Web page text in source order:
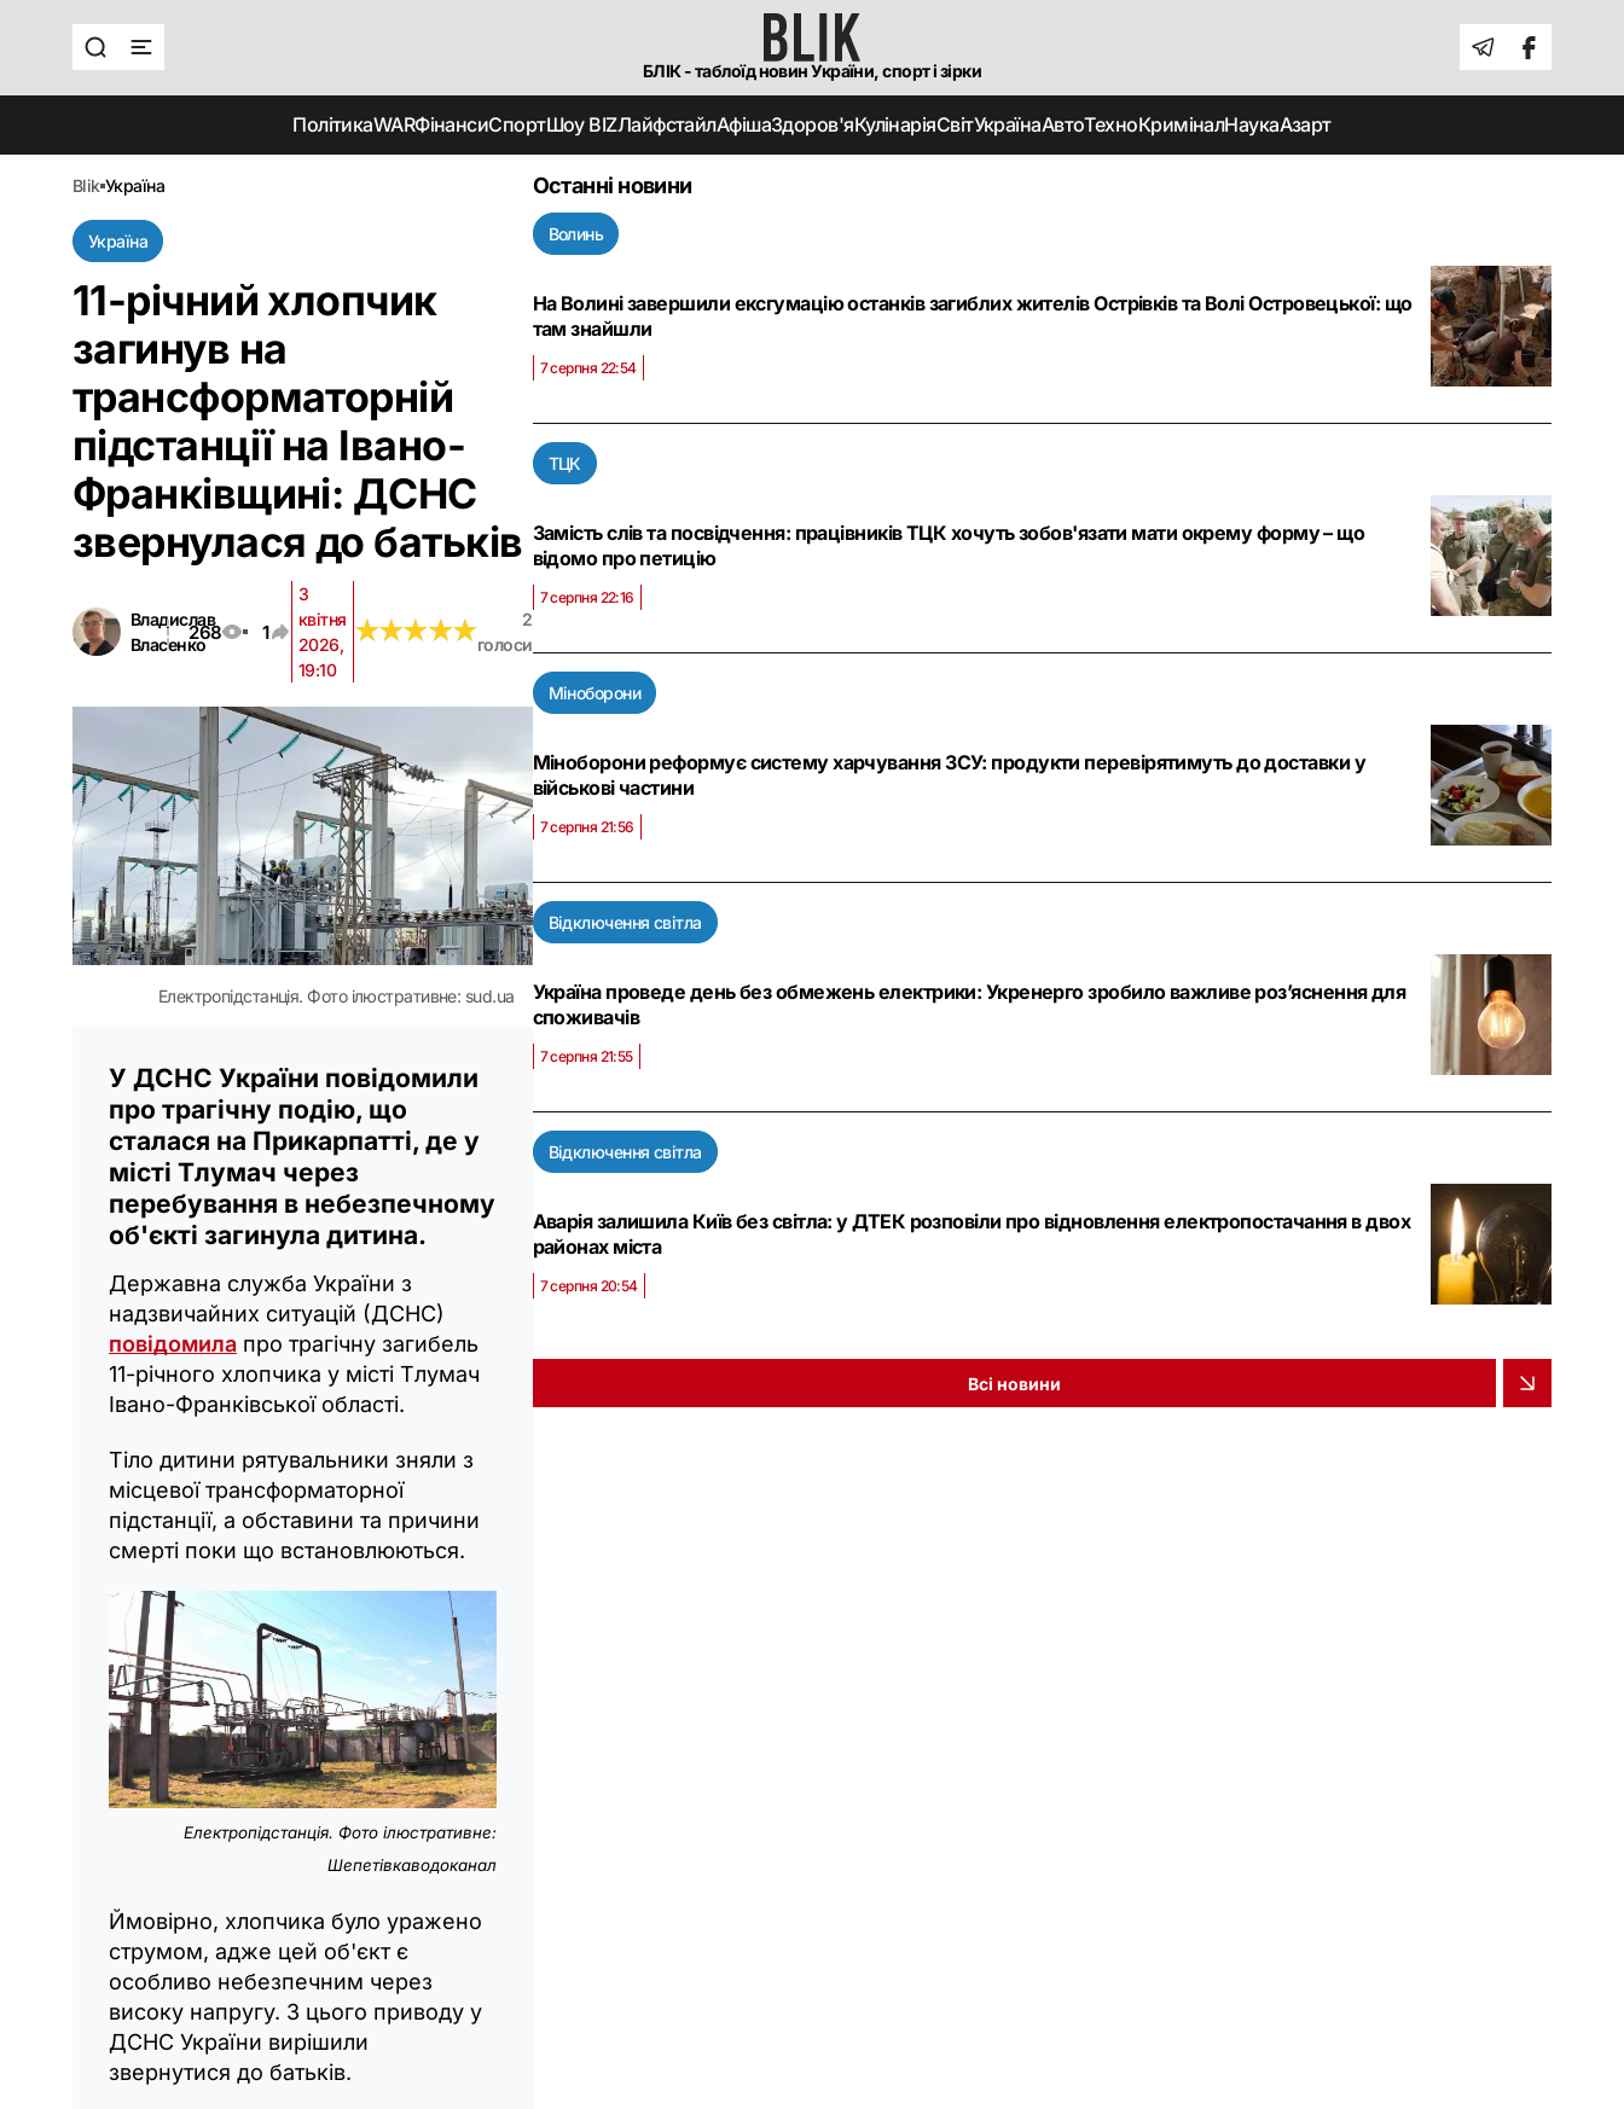
БЛІК - таблоїд новин України, спорт і зірки
ПолітикаWARФінансиСпортШоу BIZЛайфстайлАфішаЗдоров'яКулінаріяСвітУкраїнаАвтоТехноКриміналНаукаАзарт
blik україна
Україна
11-річний хлопчик
загинув на
трансформаторній
підстанції на Івано-
Франківщині: ДСНС
звернулася до батьків
Владислав
Власенко
268 1
3
квітня
2026,
19:10
★★★★★
★★★★★
2
голоси
Електропідстанція. Фото ілюстративне: sud.ua
У ДСНС України повідомили
про трагічну подію, що
сталася на Прикарпатті, де у
місті Тлумач через
перебування в небезпечному
об'єкті загинула дитина.
Державна служба України з
надзвичайних ситуацій (ДСНС)
повідомила про трагічну загибель
11-річного хлопчика у місті Тлумач
Івано-Франківської області.
Тіло дитини рятувальники зняли з
місцевої трансформаторної
підстанції, а обставини та причини
смерті поки що встановлюються.
Електропідстанція. Фото ілюстративне:
Шепетівкаводоканал
Ймовірно, хлопчика було уражено
струмом, адже цей об'єкт є
особливо небезпечним через
високу напругу. З цього приводу у
ДСНС України вирішили
звернутися до батьків.
Останні новини
Волинь
На Волині завершили ексгумацію останків загиблих жителів Острівків та Волі Островецької: що
там знайшли
7 серпня 22:54
ТЦК
Замість слів та посвідчення: працівників ТЦК хочуть зобов'язати мати окрему форму – що
відомо про петицію
7 серпня 22:16
Міноборони
Міноборони реформує систему харчування ЗСУ: продукти перевірятимуть до доставки у
військові частини
7 серпня 21:56
Відключення світла
Україна проведе день без обмежень електрики: Укренерго зробило важливе роз’яснення для
споживачів
7 серпня 21:55
Відключення світла
Аварія залишила Київ без світла: у ДТЕК розповіли про відновлення електропостачання в двох
районах міста
7 серпня 20:54
Всі новини